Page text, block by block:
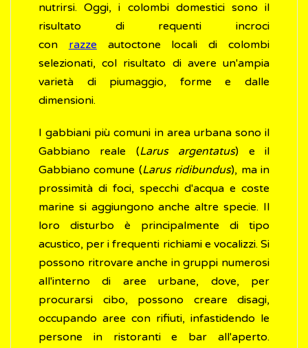
nutrirsi. Oggi, i colombi domestici sono il
risultato di requenti incroci
con razze autoctone locali di colombi
selezionati, col risultato di avere un'ampia
varietà di piumaggio, forme e dalle
dimensioni.
I gabbiani più comuni in area urbana sono il
Gabbiano reale (Larus argentatus) e il
Gabbiano comune (Larus ridibundus), ma in
prossimità di foci, specchi d'acqua e coste
marine si aggiungono anche altre specie. Il
loro disturbo è principalmente di tipo
acustico, per i frequenti richiami e vocalizzi. Si
possono ritrovare anche in gruppi numerosi
all'interno di aree urbane, dove, per
procurarsi cibo, possono creare disagi,
occupando aree con rifiuti, infastidendo le
persone in ristoranti e bar all'aperto.